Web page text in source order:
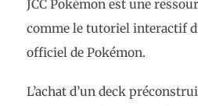
JCC Pokémon est une
comme le tutoriel interactif
officiel de Pokémon.
L’achat d’un deck